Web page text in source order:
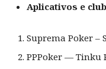
Aplicativos e
Suprema Poker –
PPPoker — Tinku